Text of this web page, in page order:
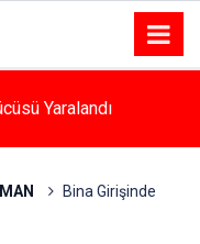
Yaralandı
Bina Girişinde